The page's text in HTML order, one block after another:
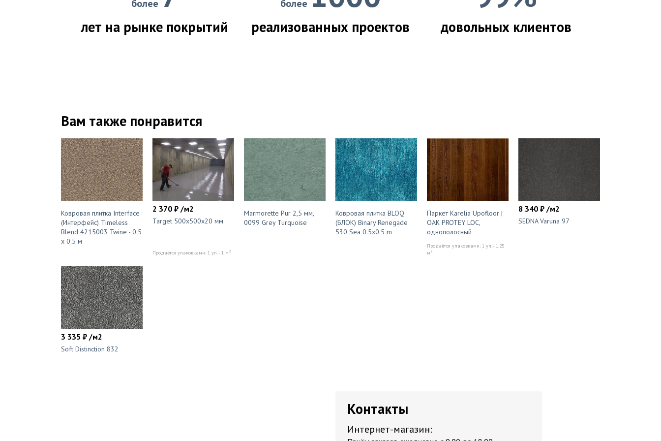
более
лет на рынке покрытий
более
реализованных проектов довольных клиентов
Вам также понравится
Ковровая плитка Interface
(Интерфейс) Timeless
Blend 4215003 Twine - 0.5
x 0.5 м
2 370 ₽ /м2
Target 500x500x20 мм
Продаётся упаковками: 1 уп. - 1 м 2
Marmorette Pur 2,5 мм,
0099 Grey Turquoise
Ковровая плитка BLOQ
(БЛОК) Binary Renegade
530 Sea 0.5x0.5 m
Паркет Karelia Upofloor |
OAK PROTEY LOC,
однополосный
Продаётся упаковками: 1 уп. - 1.25
м 2
8 340 ₽ /м2
SEDNA Varuna 97
3 335 ₽ /м2
Soft Distinction 832
Контакты
Интернет-магазин: